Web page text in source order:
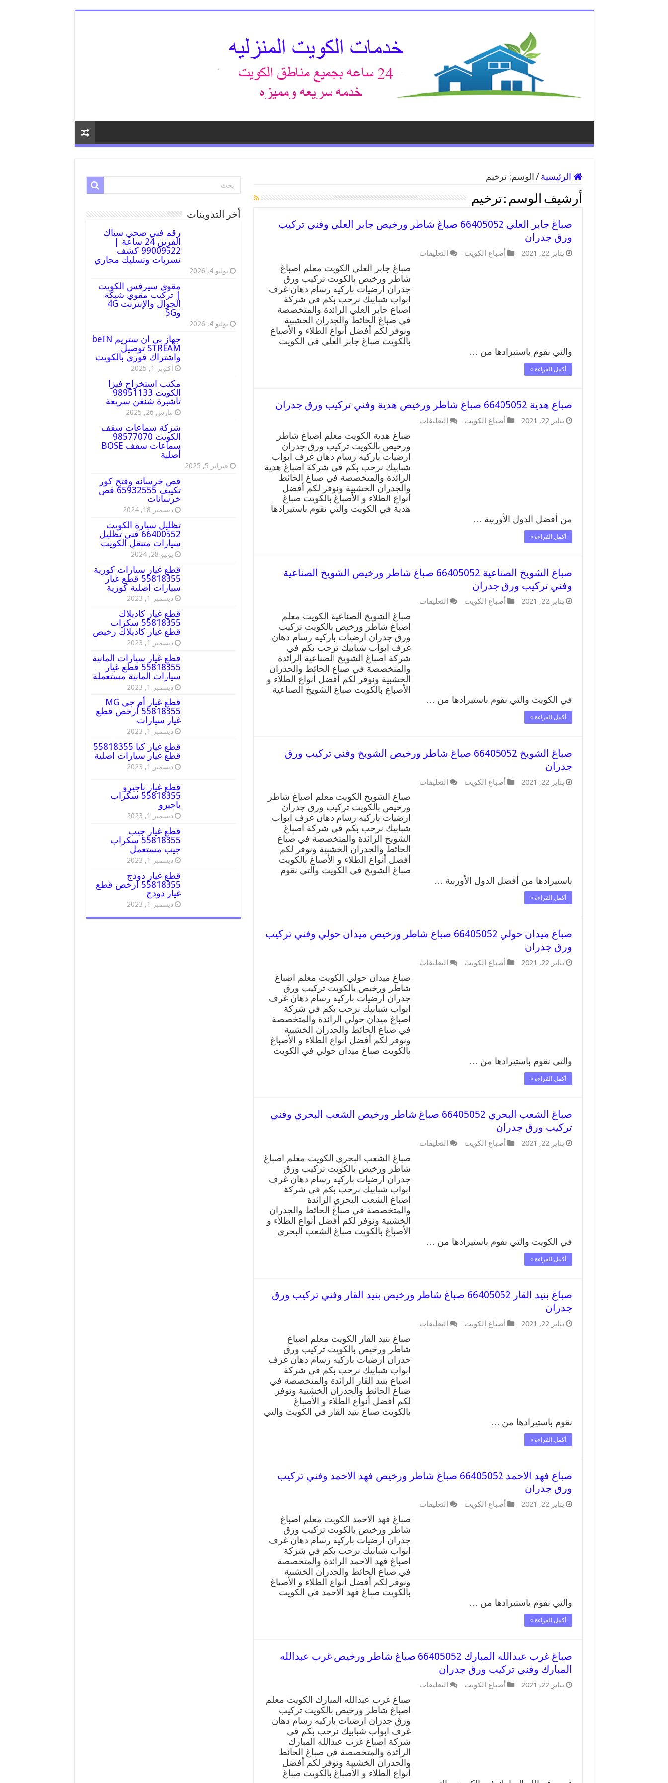
الرئيسية / الوسم:ترخيم
أرشيف الوسم :ترخيم
صباغ جابر العلي 66405052 صباغ شاطر ورخيص جابر العلي وفني تركيب
ورق جدران
يناير 22, 2021 أصباغ الكويت التعليقات
جابر
العلي
66405052
صباغ
شاطر
ورخيص
جابر
العلي
وفني
صباغ جابر العلي الكويت معلم اصباغ
شاطر ورخيص بالكويت تركيب ورق
جدران ارضيات باركيه رسام دهان غرف
ابواب شبابيك نرحب بكم في شركة
اصباغ جابر العلي الرائدة والمتخصصة
في صباغ الحائط والجدران الخشبية
ونوفر لكم أفضل أنواع الطلاء و الأصباغ
بالكويت صباغ جابر العلي في الكويت
والتي نقوم باستيرادها من …
أكمل القراءة »
صباغ هدية 66405052 صباغ شاطر ورخيص هدية وفني تركيب ورق جدران
يناير 22, 2021 أصباغ الكويت التعليقات
هدية
66405052
صباغ
شاطر
ورخيص
هدية
وفني
تركيب
ورق
صباغ هدية الكويت معلم اصباغ شاطر
ورخيص بالكويت تركيب ورق جدران
ارضيات باركيه رسام دهان غرف ابواب
شبابيك نرحب بكم في شركة اصباغ هدية
الرائدة والمتخصصة في صباغ الحائط
والجدران الخشبية ونوفر لكم أفضل
أنواع الطلاء و الأصباغ بالكويت صباغ
هدية في الكويت والتي نقوم باستيرادها
من أفضل الدول الأوربية …
أكمل القراءة »
صباغ الشويخ الصناعية 66405052 صباغ شاطر ورخيص الشويخ الصناعية
وفني تركيب ورق جدران
يناير 22, 2021 أصباغ الكويت التعليقات
الشويخ
الصناعية
66405052
صباغ
شاطر
ورخيص
الشويخ
الصناعية
وفني
صباغ الشويخ الصناعية الكويت معلم
اصباغ شاطر ورخيص بالكويت تركيب
ورق جدران ارضيات باركيه رسام دهان
غرف ابواب شبابيك نرحب بكم في
شركة اصباغ الشويخ الصناعية الرائدة
والمتخصصة في صباغ الحائط والجدران
الخشبية ونوفر لكم أفضل أنواع الطلاء و
الأصباغ بالكويت صباغ الشويخ الصناعية
في الكويت والتي نقوم باستيرادها من …
أكمل القراءة »
صباغ الشويخ 66405052 صباغ شاطر ورخيص الشويخ وفني تركيب ورق
جدران
يناير 22, 2021 أصباغ الكويت التعليقات
الشويخ
66405052
صباغ
شاطر
ورخيص
الشويخ
وفني
تركيب
ورق
صباغ الشويخ الكويت معلم اصباغ شاطر
ورخيص بالكويت تركيب ورق جدران
ارضيات باركيه رسام دهان غرف ابواب
شبابيك نرحب بكم في شركة اصباغ
الشويخ الرائدة والمتخصصة في صباغ
الحائط والجدران الخشبية ونوفر لكم
أفضل أنواع الطلاء و الأصباغ بالكويت
صباغ الشويخ في الكويت والتي نقوم
باستيرادها من أفضل الدول الأوربية …
أكمل القراءة »
صباغ ميدان حولي 66405052 صباغ شاطر ورخيص ميدان حولي وفني تركيب
ورق جدران
يناير 22, 2021 أصباغ الكويت التعليقات
ميدان
حولي
66405052
صباغ
شاطر
ورخيص
ميدان
حولي
وفني
صباغ ميدان حولي الكويت معلم اصباغ
شاطر ورخيص بالكويت تركيب ورق
جدران ارضيات باركيه رسام دهان غرف
ابواب شبابيك نرحب بكم في شركة
اصباغ ميدان حولي الرائدة والمتخصصة
في صباغ الحائط والجدران الخشبية
ونوفر لكم أفضل أنواع الطلاء و الأصباغ
بالكويت صباغ ميدان حولي في الكويت
والتي نقوم باستيرادها من …
أكمل القراءة »
صباغ الشعب البحري 66405052 صباغ شاطر ورخيص الشعب البحري وفني
تركيب ورق جدران
يناير 22, 2021 أصباغ الكويت التعليقات
الشعب
البحري
66405052
صباغ
شاطر
ورخيص
الشعب
البحري
وفني
صباغ الشعب البحري الكويت معلم اصباغ
شاطر ورخيص بالكويت تركيب ورق
جدران ارضيات باركيه رسام دهان غرف
ابواب شبابيك نرحب بكم في شركة
اصباغ الشعب البحري الرائدة
والمتخصصة في صباغ الحائط والجدران
الخشبية ونوفر لكم أفضل أنواع الطلاء و
الأصباغ بالكويت صباغ الشعب البحري
في الكويت والتي نقوم باستيرادها من …
أكمل القراءة »
صباغ بنيد القار 66405052 صباغ شاطر ورخيص بنيد القار وفني تركيب ورق
جدران
يناير 22, 2021 أصباغ الكويت التعليقات
بنيد
القار
66405052
صباغ
شاطر
ورخيص
بنيد
القار
وفني
صباغ بنيد القار الكويت معلم اصباغ
شاطر ورخيص بالكويت تركيب ورق
جدران ارضيات باركيه رسام دهان غرف
ابواب شبابيك نرحب بكم في شركة
اصباغ بنيد القار الرائدة والمتخصصة في
صباغ الحائط والجدران الخشبية ونوفر
لكم أفضل أنواع الطلاء و الأصباغ
بالكويت صباغ بنيد القار في الكويت والتي
نقوم باستيرادها من …
أكمل القراءة »
صباغ فهد الاحمد 66405052 صباغ شاطر ورخيص فهد الاحمد وفني تركيب
ورق جدران
يناير 22, 2021 أصباغ الكويت التعليقات
فهد
الاحمد
66405052
صباغ
شاطر
ورخيص
فهد
الاحمد
وفني
صباغ فهد الاحمد الكويت معلم اصباغ
شاطر ورخيص بالكويت تركيب ورق
جدران ارضيات باركيه رسام دهان غرف
ابواب شبابيك نرحب بكم في شركة
اصباغ فهد الاحمد الرائدة والمتخصصة
في صباغ الحائط والجدران الخشبية
ونوفر لكم أفضل أنواع الطلاء و الأصباغ
بالكويت صباغ فهد الاحمد في الكويت
والتي نقوم باستيرادها من …
أكمل القراءة »
صباغ غرب عبدالله المبارك 66405052 صباغ شاطر ورخيص غرب عبدالله
المبارك وفني تركيب ورق جدران
يناير 22, 2021 أصباغ الكويت التعليقات
غرب
عبدالله
المبارك
66405052
صباغ
شاطر
ورخيص
غرب
عبدالله
صباغ غرب عبدالله المبارك الكويت معلم
اصباغ شاطر ورخيص بالكويت تركيب
ورق جدران ارضيات باركيه رسام دهان
غرف ابواب شبابيك نرحب بكم في
شركة اصباغ غرب عبدالله المبارك
الرائدة والمتخصصة في صباغ الحائط
والجدران الخشبية ونوفر لكم أفضل
أنواع الطلاء و الأصباغ بالكويت صباغ
أخر التدوينات
رقم فني صحي سباك
القرين 24 ساعة |
99009522 كشف
تسربات وتسليك مجاري
يوليو 4, 2026
مقوي سيرفس الكويت
| تركيب مقوي شبكة
الجوال والإنترنت 4G
و5G
يوليو 4, 2026
جهاز بي ان ستريم beIN
STREAM توصيل
واشتراك فوري بالكويت
أكتوبر 1, 2025
مكتب استخراج فيزا
الكويت 98951133
تاشيرة شنغن سريعة
مارس 26, 2025
شركة سماعات سقف
الكويت 98577070
سماعات سقف BOSE
أصلية
فبراير 5, 2025
قص خرسانه وفتح كور
تكييف 65932555 قص
خرسانات
ديسمبر 18, 2024
تظليل سيارة الكويت
66400552 فني تظليل
سيارات متنقل الكويت
يونيو 28, 2024
قطع غيار سيارات كورية
55818355 قطع غيار
سيارات اصلية كورية
ديسمبر 1, 2023
قطع غيار كاديلاك
55818355 سكراب
قطع غيار كاديلاك رخيص
ديسمبر 1, 2023
قطع غيار سيارات المانية
55818355 قطع غيار
سيارات المانية مستعملة
ديسمبر 1, 2023
قطع غيار أم جي MG
55818355 أرخص قطع
غيار سيارات
ديسمبر 1, 2023
قطع غيار كيا 55818355
قطع غيار سيارات اصلية
ديسمبر 1, 2023
قطع غيار باجيرو
55818355 سكراب
باجيرو
ديسمبر 1, 2023
قطع غيار جيب
55818355 سكراب
جيب مستعمل
ديسمبر 1, 2023
قطع غيار دودج
55818355 ارخص قطع
غيار دودج
ديسمبر 1, 2023